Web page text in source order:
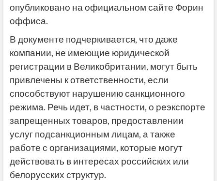
опубликовано на официальном сайте Форин
оффиса.
В документе подчеркивается, что даже
компании, не имеющие юридической
регистрации в Великобритании, могут быть
привлечены к ответственности, если
способствуют нарушению санкционного
режима. Речь идет, в частности, о реэкспорте
запрещенных товаров, предоставлении
услуг подсанкционным лицам, а также
работе с организациями, которые могут
действовать в интересах российских или
белорусских структур.